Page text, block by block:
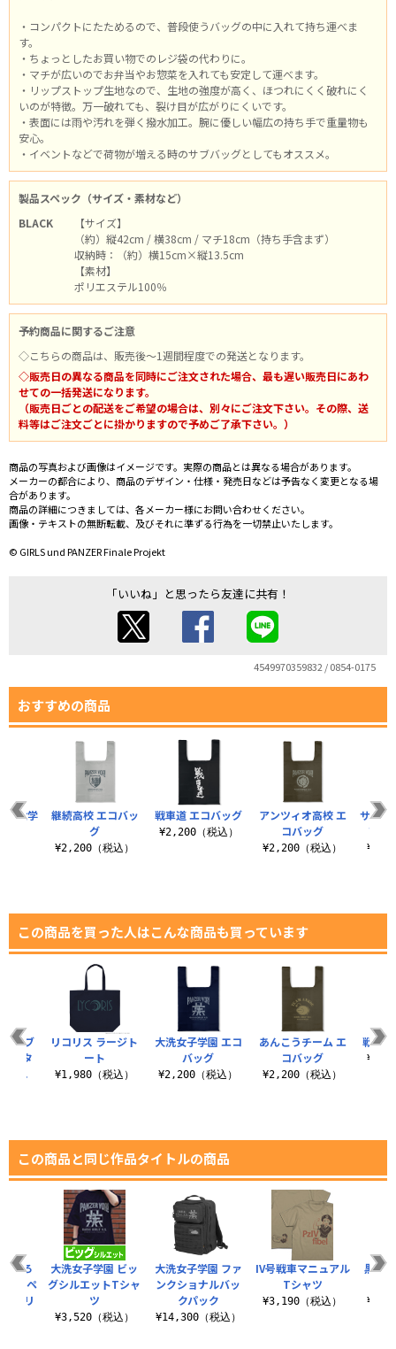
・コンパクトにたためるので、普段使うバッグの中に入れて持ち運べま
す。
・ちょっとしたお買い物でのレジ袋の代わりに。
・マチが広いのでお弁当やお惣菜を入れても安定して運べます。
・リップストップ生地なので、生地の強度が高く、ほつれにくく破れにく
いのが特徴。万一破れても、裂け目が広がりにくいです。
・表面には雨や汚れを弾く撥水加工。腕に優しい幅広の持ち手で重量物も
安心。
・イベントなどで荷物が増える時のサブバッグとしてもオススメ。
製品スペック（サイズ・素材など）
BLACK
【サイズ】
（約）縦42cm / 横38cm / マチ18cm（持ち手含まず）
収納時：（約）横15cm×縦13.5cm
【素材】
ポリエステル100％
予約商品に関するご注意
◇こちらの商品は、販売後～1週間程度での発送となります。
◇販売日の異なる商品を同時にご注文された場合、最も遅い販売日にあわ
せての一括発送になります。
（販売日ごとの配送をご希望の場合は、別々にご注文下さい。その際、送
料等はご注文ごとに掛かりますので予めご了承下さい。）
商品の写真および画像はイメージです。実際の商品とは異なる場合があります。
メーカーの都合により、商品のデザイン・仕様・発売日などは予告なく変更となる場
合があります。
商品の詳細につきましては、各メーカー様にお問い合わせください。
画像・テキストの無断転載、及びそれに準ずる行為を一切禁止いたします。
© GIRLS und PANZER Finale Projekt
「いいね」と思ったら友達に共有！
4549970359832 / 0854-0175
おすすめの商品
戦車道 エコバッグ
¥2,200（税込）
アンツィオ高校 エ
コバッグ
¥2,200（税込）
サンダ
高校
ナ女学
継続高校 エコバッ
グ
¥2,200（税込）
この商品を買った人はこんな商品も買っています
大洗女子学園 エコ
バッグ
¥2,200（税込）
あんこうチーム エ
コバッグ
¥2,200（税込）
戦車
イブ
スタ
Ver.
リコリス ラージト
ート
¥1,980（税込）
この商品と同じ作品タイトルの商品
大洗女子学園 ファ
ンクショナルバッ
クパック
¥14,300（税込）
IV号戦車マニュアル
Tシャツ
¥3,190（税込）
黒森
下ろ
タペ
タリ
大洗女子学園 ビッ
グシルエットTシャ
ツ
¥3,520（税込）